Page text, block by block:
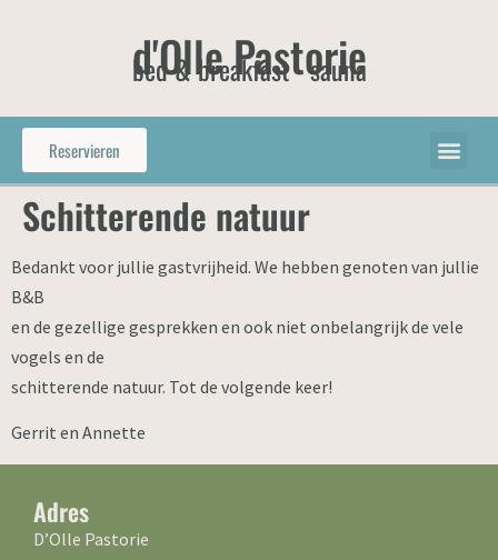
d'Olle Pastorie
bed & breakfast - sauna
Reservieren
Schitterende natuur
Bedankt voor jullie gastvrijheid. We hebben genoten van jullie
B&B
en de gezellige gesprekken en ook niet onbelangrijk de vele
vogels en de
schitterende natuur. Tot de volgende keer!
Gerrit en Annette
Adres
D’Olle Pastorie